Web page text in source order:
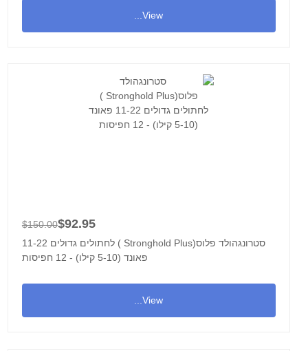
View...
$92.95
$150.00
סטרונגהולד פלוס(Stronghold Plus ) לחתולים גדולים 11-22
פאונד (5-10 קילו) - 12 חפיסות
View...